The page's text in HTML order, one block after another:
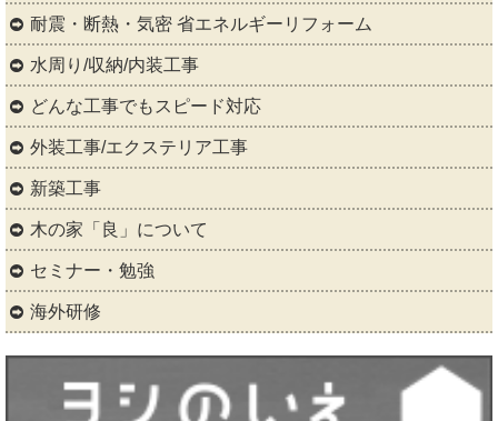
耐震・断熱・気密 省エネルギーリフォーム
水周り/収納/内装工事
どんな工事でもスピード対応
外装工事/エクステリア工事
新築工事
木の家「良」について
セミナー・勉強
海外研修